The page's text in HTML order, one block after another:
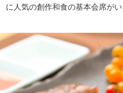
に人気の創作和食の基本会席がい